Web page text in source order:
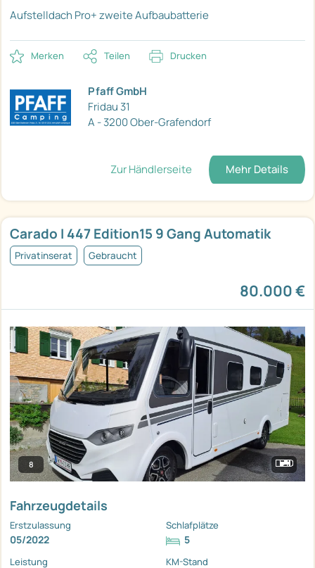
Aufstelldach Pro+zweite Aufbaubatterie
Merken Teilen Drucken
Pfaff GmbH
Fridau 31
A - 3200 Ober-Grafendorf
Zur Händlerseite Mehr Details
Carado I 447 Edition15 9 Gang Automatik
Privatinserat Gebraucht
80.000 €
8
Fahrzeugdetails
Erstzulassung
05/2022
Schlafplätze
5
Leistung KM-Stand